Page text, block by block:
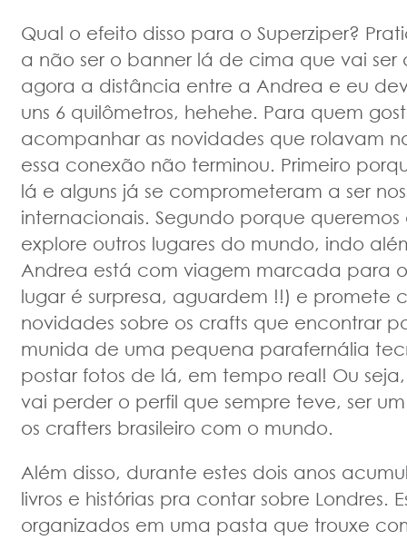
Qual o efeito disso para o Superziper?
a não ser o banner lá de cima que vai ser
agora a distância entre a Andrea e eu
uns 6 quilômetros, hehehe. Para quem
acompanhar as novidades que rolavam
essa conexão não terminou. Primeiro
lá e alguns já se comprometeram a ser
internacionais. Segundo porque
explore outros lugares do mundo, indo
Andrea está com viagem marcada para
lugar é surpresa, aguardem !!) e promete
novidades sobre os crafts que encontrar
munida de uma pequena parafernália
postar fotos de lá, em tempo real! Ou
vai perder o perfil que sempre teve, ser
os crafters brasileiro com o mundo.
Além disso, durante estes dois anos
livros e histórias pra contar sobre Londres.
organizados em uma pasta que trouxe